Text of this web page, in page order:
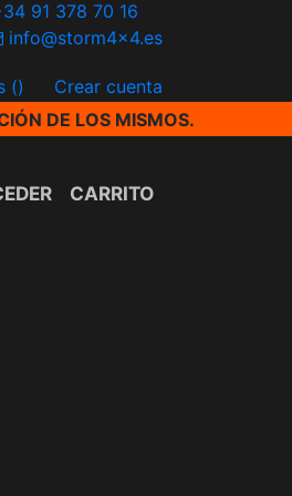
91 378 70 16
info@storm4x4.es
()
Crear cuenta
DE LOS MISMOS.
CARRITO